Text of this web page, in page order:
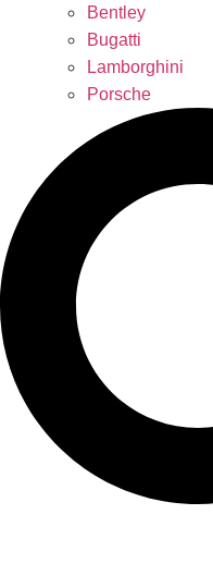
Bentley
Bugatti
Lamborghini
Porsche